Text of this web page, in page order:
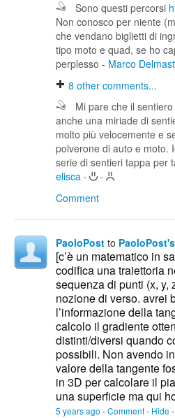
Sono questi percorsi
Non conosco per niente
che vendano biglietti di
tipo moto e quad, se ho
perplesso - Marco
8 other comments...
Mi pare che il
anche una miriade di
molto più velocemente e
polverone di auto e moto.
serie di sentieri tappa per
elisca - -
Comment
PaoloPost to
[c’è un matematico in
codifica una traiettoria
sequenza di punti (x, y,
nozione di verso. avrei
l’informazione della
calcolo il gradiente
distinti/diversi quando
possibili. Non avendo
valore della tangente
in 3D per calcolare il
una superficie ma qui
5 years ago -Comment- Hide -